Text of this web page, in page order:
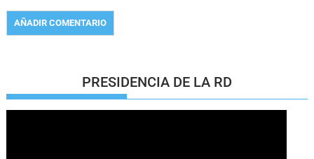
PRESIDENCIA DE LA RD